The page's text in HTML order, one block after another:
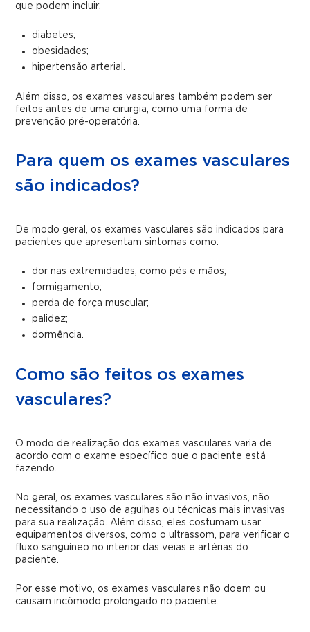
que podem incluir:
diabetes;
obesidades;
hipertensão arterial.
Além disso, os exames vasculares também podem ser
feitos antes de uma cirurgia, como uma forma de
prevenção pré-operatória.
Para quem os exames vasculares
são indicados?
De modo geral, os exames vasculares são indicados para
pacientes que apresentam sintomas como:
dor nas extremidades, como pés e mãos;
formigamento;
perda de força muscular;
palidez;
dormência.
Como são feitos os exames
vasculares?
O modo de realização dos exames vasculares varia de
acordo com o exame específico que o paciente está
fazendo.
No geral, os exames vasculares são não invasivos, não
necessitando o uso de agulhas ou técnicas mais invasivas
para sua realização. Além disso, eles costumam usar
equipamentos diversos, como o ultrassom, para verificar o
fluxo sanguíneo no interior das veias e artérias do
paciente.
Por esse motivo, os exames vasculares não doem ou
causam incômodo prolongado no paciente.